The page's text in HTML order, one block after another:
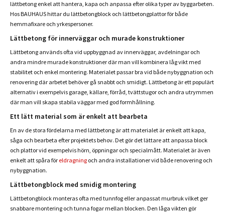
lättbetong enkel att hantera, kapa och anpassa efter olika typer av byggarbeten.
Hos BAUHAUS hittar du lättbetongblock och lättbetongplattor för både
hemmafixare och yrkespersoner.
Lättbetong för innerväggar och murade konstruktioner
Lättbetong används ofta vid uppbyggnad av innerväggar, avdelningar och
andra mindre murade konstruktioner där man vill kombinera låg vikt med
stabilitet och enkel montering. Materialet passar bra vid både nybyggnation och
renovering där arbetet behöver gå snabbt och smidigt. Lättbetong är ett populärt
alternativ i exempelvis garage, källare, förråd, tvättstugor och andra utrymmen
där man vill skapa stabila väggar med god formhållning.
Ett lätt material som är enkelt att bearbeta
En av de stora fördelarna med lättbetong är att materialet är enkelt att kapa,
såga och bearbeta efter projektets behov. Det gör det lättare att anpassa block
och plattor vid exempelvis hörn, öppningar och specialmått. Materialet är även
enkelt att spåra för eldragning och andra installationer vid både renovering och
nybyggnation.
Lättbetongblock med smidig montering
Lättbetongblock monteras ofta med tunnfog eller anpassat murbruk vilket ger
snabbare montering och tunna fogar mellan blocken. Den låga vikten gör